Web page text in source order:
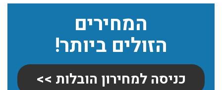
המחירים
הזולים ביותר!
כניסה למחירון הובלות >>